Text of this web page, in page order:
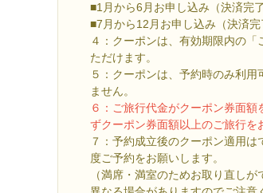
■1月から6月お申し込み（決済完
■7月から12月お申し込み（決済
４：クーポンは、有効期限内の
ただけます。
５：クーポンは、予約時のみ利
ません。
６：ご旅行代金がクーポン券面
ずクーポン券面額以上のご旅行を
７：予約成立後のクーポン適用
度ご予約をお願いします。
（満席・満室のためお取り直し